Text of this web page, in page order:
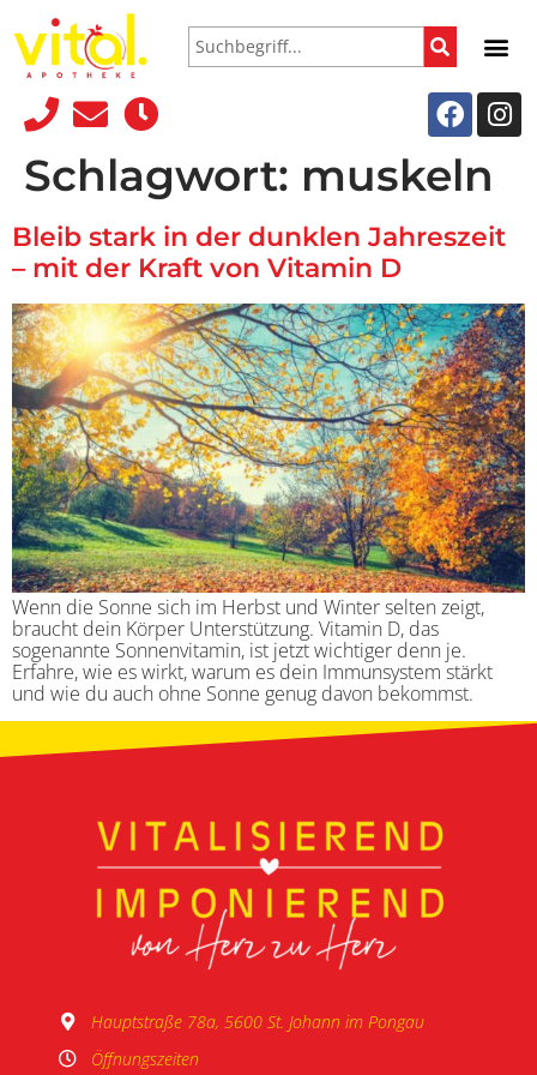
Schlagwort: muskeln
Bleib stark in der dunklen Jahreszeit
– mit der Kraft von Vitamin D
Wenn die Sonne sich im Herbst und Winter selten zeigt,
braucht dein Körper Unterstützung. Vitamin D, das
sogenannte Sonnenvitamin, ist jetzt wichtiger denn je.
Erfahre, wie es wirkt, warum es dein Immunsystem stärkt
und wie du auch ohne Sonne genug davon bekommst.
Hauptstraße 78a, 5600 St. Johann im Pongau
Öffnungszeiten